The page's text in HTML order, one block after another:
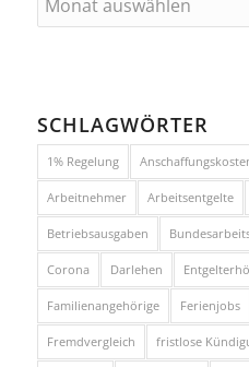
SCHLAGWÖRTER
1% Regelung
Arbeitnehmer Arbeitsentgelte
Betriebsausgaben
Corona Darlehen
Familienangehörige Ferienjobs
Fremdvergleich fristlose